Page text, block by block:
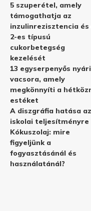
5 szuperétel, amely
támogathatja az
inzulinrezisztencia és
2-es típusú
cukorbetegség
kezelését
13 egyserpenyős nyári
vacsora, amely
megkönnyíti a
estéket
A diszgráfia hatása az
iskolai teljesítményre
Kókuszolaj: mire
figyeljünk a
fogyasztásánál és
használatánál?